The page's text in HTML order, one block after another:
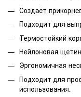
Создаёт
Подходит для
Термостойкий
Нейлоновая
Эргономичная
Подходит для
использования.